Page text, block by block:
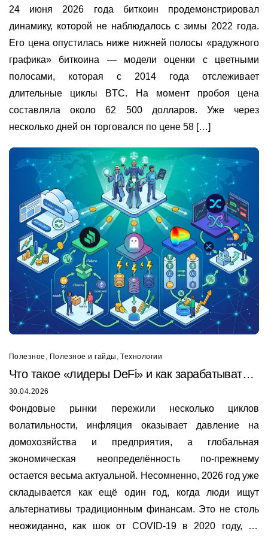
24 июня 2026 года биткоин продемонстрировал
динамику, которой не наблюдалось с зимы 2022 года.
Его цена опустилась ниже нижней полосы «радужного
графика» биткоина — модели оценки с цветными
полосами, которая с 2014 года отслеживает
длительные циклы BTC. На момент пробоя цена
составляла около 62 500 долларов. Уже через
несколько дней он торговался по цене 58 […]
Полезное , Полезное и гайды ,Технологии
Что такое «лидеры DeFi» и как зарабатывать
на Sky, Compound, Aave, Curve и Synthetix
30.04.2026
Фондовые рынки пережили несколько циклов
волатильности, инфляция оказывает давление на
домохозяйства и предприятия, а глобальная
экономическая неопределённость по-прежнему
остается весьма актуальной. Несомненно, 2026 год уже
складывается как ещё один год, когда люди ищут
альтернативы традиционным финансам. Это не столь
неожиданно, как шок от COVID-19 в 2020 году, но